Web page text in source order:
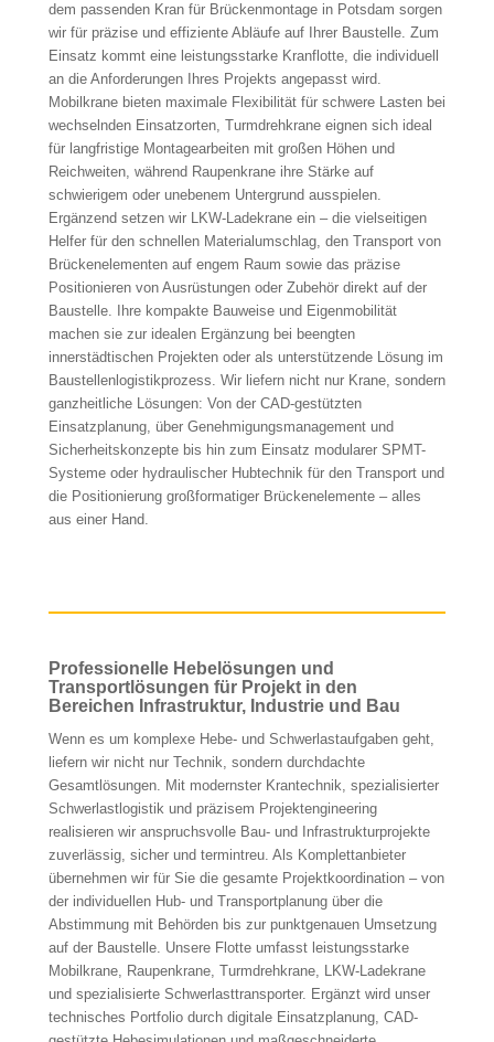
dem passenden Kran für Brückenmontage in Potsdam sorgen
wir für präzise und effiziente Abläufe auf Ihrer Baustelle. Zum
Einsatz kommt eine leistungsstarke Kranflotte, die individuell
an die Anforderungen Ihres Projekts angepasst wird.
Mobilkrane bieten maximale Flexibilität für schwere Lasten bei
wechselnden Einsatzorten, Turmdrehkrane eignen sich ideal
für langfristige Montagearbeiten mit großen Höhen und
Reichweiten, während Raupenkrane ihre Stärke auf
schwierigem oder unebenem Untergrund ausspielen.
Ergänzend setzen wir LKW-Ladekrane ein – die vielseitigen
Helfer für den schnellen Materialumschlag, den Transport von
Brückenelementen auf engem Raum sowie das präzise
Positionieren von Ausrüstungen oder Zubehör direkt auf der
Baustelle. Ihre kompakte Bauweise und Eigenmobilität
machen sie zur idealen Ergänzung bei beengten
innerstädtischen Projekten oder als unterstützende Lösung im
Baustellenlogistikprozess. Wir liefern nicht nur Krane, sondern
ganzheitliche Lösungen: Von der CAD-gestützten
Einsatzplanung, über Genehmigungsmanagement und
Sicherheitskonzepte bis hin zum Einsatz modularer SPMT-
Systeme oder hydraulischer Hubtechnik für den Transport und
die Positionierung großformatiger Brückenelemente – alles
aus einer Hand.
Professionelle Hebelösungen und
Transportlösungen für Projekt in den
Bereichen Infrastruktur, Industrie und Bau
Wenn es um komplexe Hebe- und Schwerlastaufgaben geht,
liefern wir nicht nur Technik, sondern durchdachte
Gesamtlösungen. Mit modernster Krantechnik, spezialisierter
Schwerlastlogistik und präzisem Projektengineering
realisieren wir anspruchsvolle Bau- und Infrastrukturprojekte
zuverlässig, sicher und termintreu. Als Komplettanbieter
übernehmen wir für Sie die gesamte Projektkoordination – von
der individuellen Hub- und Transportplanung über die
Abstimmung mit Behörden bis zur punktgenauen Umsetzung
auf der Baustelle. Unsere Flotte umfasst leistungsstarke
Mobilkrane, Raupenkrane, Turmdrehkrane, LKW-Ladekrane
und spezialisierte Schwerlasttransporter. Ergänzt wird unser
technisches Portfolio durch digitale Einsatzplanung, CAD-